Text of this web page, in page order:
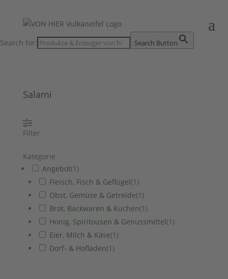
Search for: Search Button
Salami
Filter
Kategorie
Angebot(1 )
Fleisch, Fisch & Geflügel(1 )
Obst, Gemüse & Getreide(1 )
Brot, Backwaren & Kuchen(1 )
Honig, Spiritousen & Genussmittel(1 )
Eier, Milch & Käse(1 )
Dorf- & Hofladen(1 )